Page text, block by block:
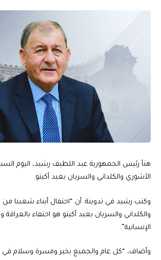
هنأ رئيس الجمهورية عبد اللطيف رشيد، اليوم
الآشوري والكلداني والسريان بعيد أكيتو.
وكتب رشيد في تدوينة: أن “احتفال أبناء شعبنا
والكلداني والسريان بعيد أكيتو هو احتفاء بالعراقة
الإنسانية”.
وأضاف، “كل عام والجميع بخير ومسرة وسلام في